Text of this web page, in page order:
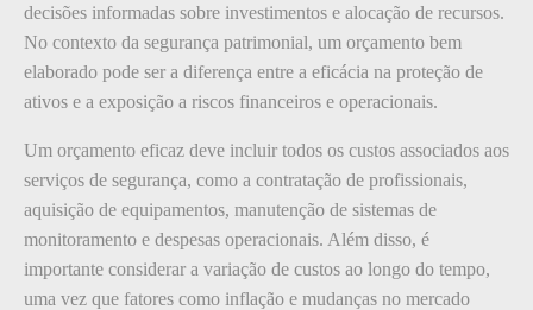
decisões informadas sobre investimentos e alocação de recursos.
No contexto da segurança patrimonial, um orçamento bem
elaborado pode ser a diferença entre a eficácia na proteção de
ativos e a exposição a riscos financeiros e operacionais.
Um orçamento eficaz deve incluir todos os custos associados aos
serviços de segurança, como a contratação de profissionais,
aquisição de equipamentos, manutenção de sistemas de
monitoramento e despesas operacionais. Além disso, é
importante considerar a variação de custos ao longo do tempo,
uma vez que fatores como inflação e mudanças no mercado